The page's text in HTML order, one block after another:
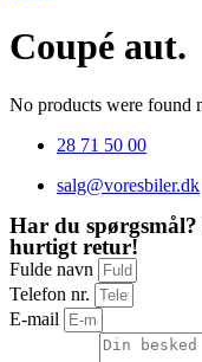
Coupé aut.
No products were found
28 71 50 00
salg@voresbiler.dk
Har du spørgsmål?
hurtigt retur!
Fulde navn
Telefon nr.
E-mail